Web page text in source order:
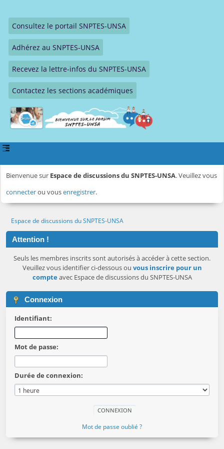
Consultez le portail SNPTES-UNSA
Adhérez au SNPTES-UNSA
Recevez la lettre-infos du SNPTES-UNSA
Contactez les sections académiques
Bienvenue sur Espace de discussions du SNPTES-UNSA. Veuillez vous
connecterou vousenregistrer.
Espace de discussions du SNPTES-UNSA
Attention !
Seuls les membres inscrits sont autorisés à accéder à cette section.
Veuillez vous identifier ci-dessous ou vous inscrire pour un
compteavec Espace de discussions du SNPTES-UNSA
Connexion
Identifiant:
Mot de passe:
Durée de connexion:
Mot de passe oublié ?